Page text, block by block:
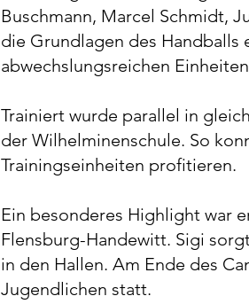
Buschmann, Marcel Schmidt,
die Grundlagen des Handballs
abwechslungsreichen
Trainiert wurde parallel in
der Wilhelminenschule. So
Trainingseinheiten profitieren.
Ein besonderes Highlight war
Flensburg-Handewitt. Sigi
in den Hallen. Am Ende des
Jugendlichen statt.